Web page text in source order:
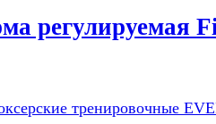
регулируемая